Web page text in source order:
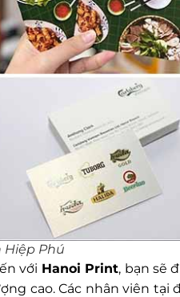
Hiệp Phú
với Hanoi Print, bạn sẽ
cao. Các nhân viên